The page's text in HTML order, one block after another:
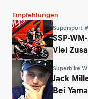
Empfehlungen
Supersport-
SSP-
Viel
Superbike
Jack
Bei